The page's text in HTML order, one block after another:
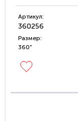
Артикул:
360256
Размер:
360"